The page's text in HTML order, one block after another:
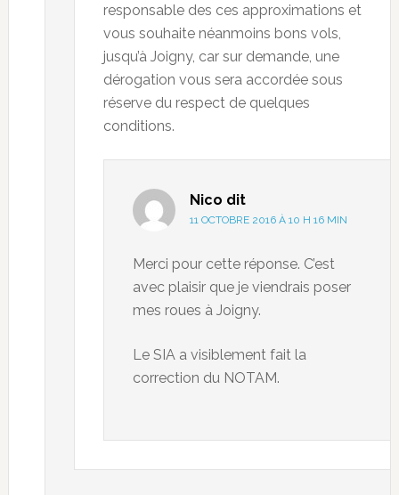
responsable des ces approximations et
vous souhaite néanmoins bons vols,
jusqu’à Joigny, car sur demande, une
dérogation vous sera accordée sous
réserve du respect de quelques
conditions.
Nico dit
11 OCTOBRE 2016 À 10 H 16 MIN
Merci pour cette réponse. C’est
avec plaisir que je viendrais poser
mes roues à Joigny.
Le SIA a visiblement fait la
correction du NOTAM.